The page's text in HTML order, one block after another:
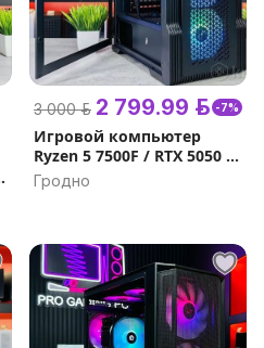
3 000 р. 2 799.99 р. -7%
Игровой компьютер
Ryzen 5 7500F / RTX 5050 /
DDR5 32GB / SSD 1000Gb
Гарантия на игровой ПК
Гродно